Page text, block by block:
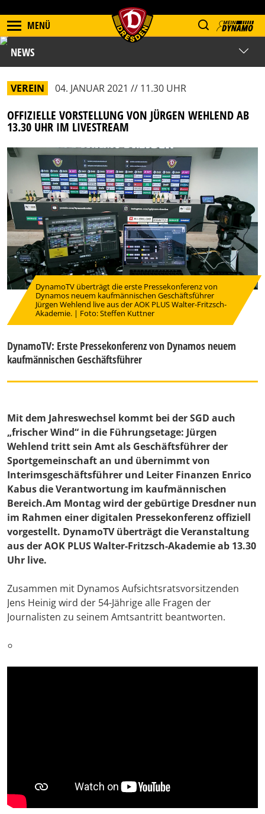
MENÜ
NEWS
VEREIN 04. JANUAR 2021 // 11.30 UHR
OFFIZIELLE VORSTELLUNG VON JÜRGEN WEHLEND AB
13.30 UHR IM LIVESTREAM
DynamoTV überträgt die erste Pressekonferenz von
Dynamos neuem kaufmännischen Geschäftsführer
Jürgen Wehlend live aus der AOK PLUS Walter-Fritzsch-
Akademie. | Foto: Steffen Kuttner
DynamoTV: Erste Pressekonferenz von Dynamos neuem
kaufmännischen Geschäftsführer
Mit dem Jahreswechsel kommt bei der SGD auch
„frischer Wind“ in die Führungsetage: Jürgen
Wehlend tritt sein Amt als Geschäftsführer der
Sportgemeinschaft an und übernimmt von
Interimsgeschäftsführer und Leiter Finanzen Enrico
Kabus die Verantwortung im kaufmännischen
Bereich.Am Montag wird der gebürtige Dresdner nun
im Rahmen einer digitalen Pressekonferenz offiziell
vorgestellt. DynamoTV überträgt die Veranstaltung
aus der AOK PLUS Walter-Fritzsch-Akademie ab 13.30
Uhr live.
Zusammen mit Dynamos Aufsichtsratsvorsitzenden
Jens Heinig wird der 54-Jährige alle Fragen der
Journalisten zu seinem Amtsantritt beantworten.